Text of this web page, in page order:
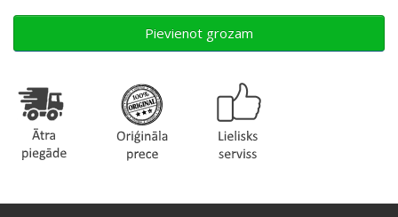
Pievienot grozam